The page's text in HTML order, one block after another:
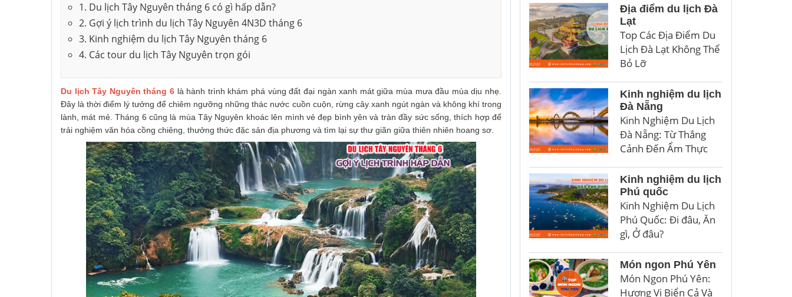
1. Du lịch Tây Nguyên tháng 6 có gì hấp dẫn?
2. Gợi ý lịch trình du lịch Tây Nguyên 4N3D tháng 6
3. Kinh nghiệm du lịch Tây Nguyên tháng 6
4. Các tour du lịch Tây Nguyên trọn gói
Du lịch Tây Nguyên tháng 6 là hành trình khám phá vùng đất đại ngàn xanh mát giữa mùa mưa đầu mùa dịu nhẹ.
Đây là thời điểm lý tưởng để chiêm ngưỡng những thác nước cuồn cuộn, rừng cây xanh ngút ngàn và không khí trong
lành, mát mẻ. Tháng 6 cũng là mùa Tây Nguyên khoác lên mình vẻ đẹp bình yên và tràn đầy sức sống, thích hợp để
trải nghiệm văn hóa cồng chiêng, thưởng thức đặc sản địa phương và tìm lại sự thư giãn giữa thiên nhiên hoang sơ.
Địa điểm du lịch Đà
Lạt
Top Các Địa Điểm Du
Lịch Đà Lạt Không Thể
Bỏ Lỡ
Kinh nghiệm du lịch
Đà Nẵng
Kinh Nghiệm Du Lịch
Đà Nẵng: Từ Thắng
Cảnh Đến Ẩm Thực
Kinh nghiệm du lịch
Phú quốc
Kinh Nghiệm Du Lịch
Phú Quốc: Đi đâu, Ăn
gì, Ở đâu?
Món ngon Phú Yên
Món Ngon Phú Yên:
Hương Vị Biển Cả Và